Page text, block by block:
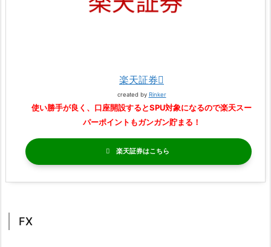
楽天証券
created by Rinker
使い勝手が良く、口座開設するとSPU対象になるので楽天スー
パーポイントもガンガン貯まる！
楽天証券
FX